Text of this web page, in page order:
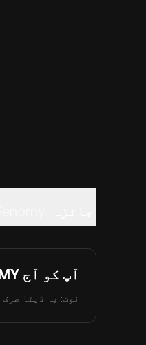
آپ کو آج FENOMY کے بارے میں کیسا لگتا ہے؟
نوٹ: یہ ڈیٹا صرف